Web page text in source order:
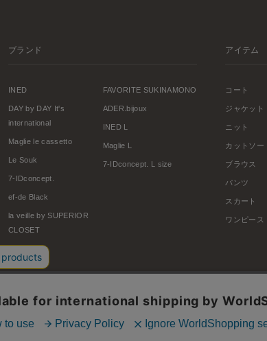
ブランド
INED
DAY by DAY It's
international
Maglie le cassetto
Le Souk
7-IDconcept.
ef-de Black
la veille by SUPERIOR
CLOSET
FAVORITE SUKINAMONO
ADER.bijoux
INED L
Maglie L
7-IDconcept. L size
アイテム
コート
ジャケット
ニット
カットソー
ブラウス
パンツ
スカート
ワンピース